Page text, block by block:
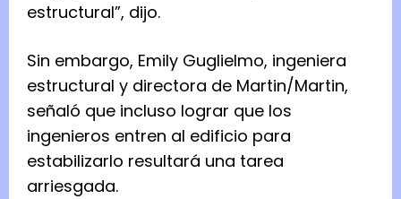
estructural”, dijo.
Sin embargo, Emily Guglielmo, ingeniera
estructural y directora de Martin/Martin,
señaló que incluso lograr que los
ingenieros entren al edificio para
estabilizarlo resultará una tarea
arriesgada.